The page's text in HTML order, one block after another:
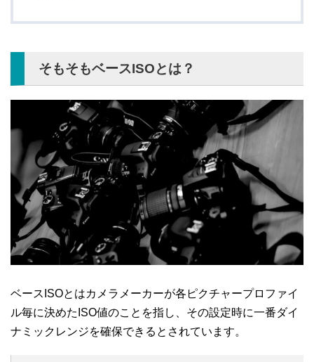
そもそもベースISOとは？
ベースISOとはカメラメーカーが各ピクチャープロファイ
ル毎に決めたISO値のことを指し、その設定時に一番ダイ
ナミックレンジを確保できるとされています。